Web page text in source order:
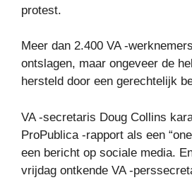
protest.
Meer dan 2.400 VA -
ontslagen, maar ongeveer de
hersteld door een gerechtelijk
VA -secretaris Doug Collins
ProPublica -rapport als een
een bericht op sociale media.
vrijdag ontkende VA -